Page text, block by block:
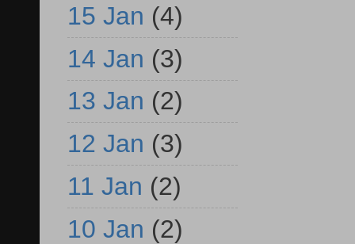
15 Jan (4)
14 Jan (3)
13 Jan (2)
12 Jan (3)
11 Jan (2)
10 Jan (2)